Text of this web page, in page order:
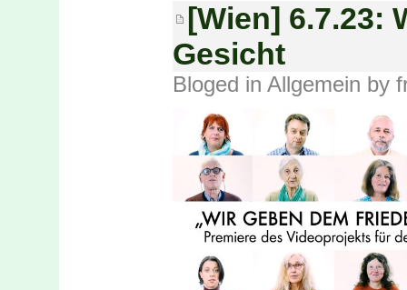
[Wien] 6.7.23:
Gesicht
Bloged in Allgemein by